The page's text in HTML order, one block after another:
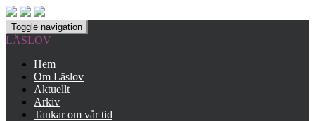
Toggle navigation
LÄSLOV
Hem
Om Läslov
Aktuellt
Arkiv
Tankar om vår tid